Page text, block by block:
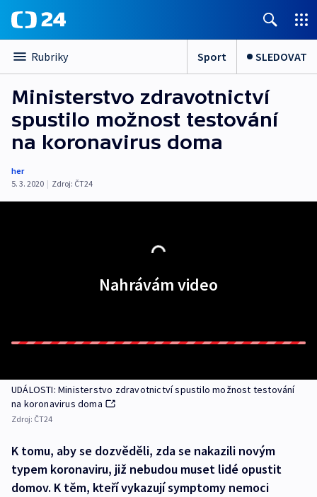
Rubriky Sport SLEDOVAT
Ministerstvo zdravotnictví
spustilo možnost testování
na koronavirus doma
her
5. 3. 2020 | Zdroj: ČT24
Nahrávám video
UDÁLOSTI: Ministerstvo zdravotnictví spustilo možnost testování
na koronavirus doma
Zdroj: ČT24
K tomu, aby se dozvěděli, zda se nakazili novým
typem koronaviru, již nebudou muset lidé opustit
domov. K těm, kteří vykazují symptomy nemoci